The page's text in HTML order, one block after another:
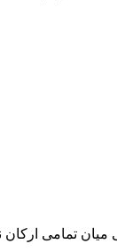
میان تمامی